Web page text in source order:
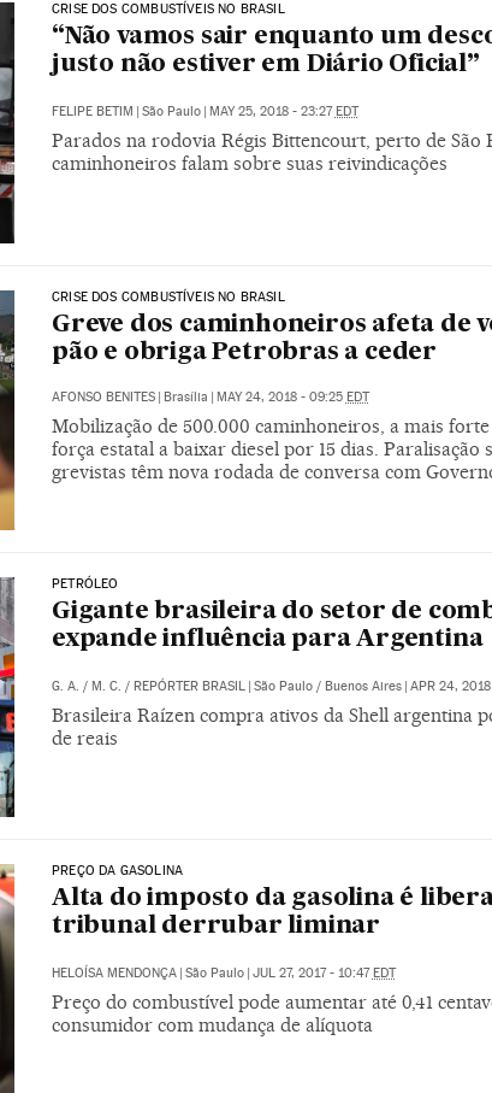
CRISE DOS COMBUSTÍVEIS NO BRASIL
“Não vamos sair enquanto um
justo não estiver em Diário Oficial”
FELIPE BETIM | São Paulo | MAY 25, 2018 - 23:27EDT
Parados na rodovia Régis Bittencourt, perto de São
caminhoneiros falam sobre suas reivindicações
CRISE DOS COMBUSTÍVEIS NO BRASIL
Greve dos caminhoneiros afeta de
pão e obriga Petrobras a ceder
AFONSO BENITES Brasília MAY 24, 2018 - 09:25 EDT
Mobilização de 500.000 caminhoneiros, a mais forte
força estatal a baixar diesel por 15 dias. Paralisação
grevistas têm nova rodada de conversa com
PETRÓLEO
Gigante brasileira do setor de
expande influência para Argentina
G. A. / M. C. / REPÓRTER BRASIL | São Paulo / Buenos Aires | APR 24,
Brasileira Raízen compra ativos da Shell argentina
de reais
PREÇO DA GASOLINA
Alta do imposto da gasolina é
tribunal derrubar liminar
HELOÍSA MENDONÇA São Paulo JUL 27, 2017 - 10:47 EDT
Preço do combustível pode aumentar até 0,41
consumidor com mudança de alíquota